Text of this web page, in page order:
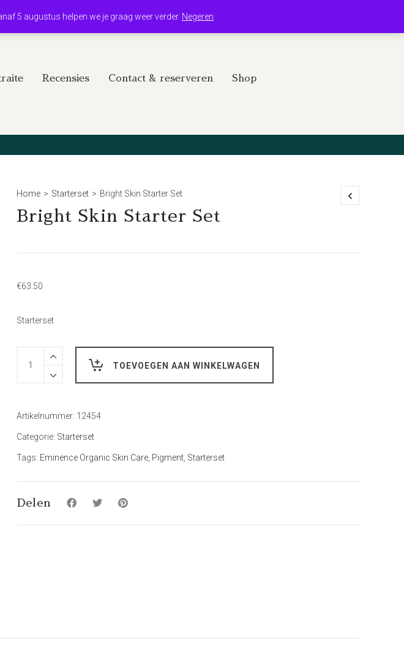
5 augustus helpen we je graag weer verder. Negeren
Recensies Contact & reserveren Shop
Home > Starterset > Bright Skin Starter Set
Bright Skin Starter Set
€63.50
Starterset
Hoeveelheid
TOEVOEGEN AAN WINKELWAGEN
Artikelnummer: 12454
Categorie: Starterset
Tags: Eminence Organic Skin Care Pigment Starterset
Delen